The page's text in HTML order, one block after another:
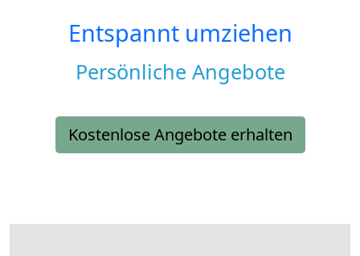
Entspannt umziehen
Persönliche Angebote
Kostenlose Angebote erhalten